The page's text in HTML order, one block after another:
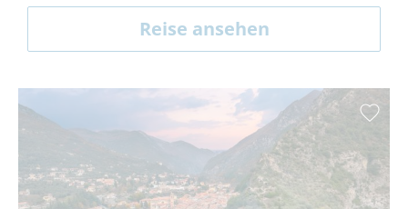
Reise ansehen